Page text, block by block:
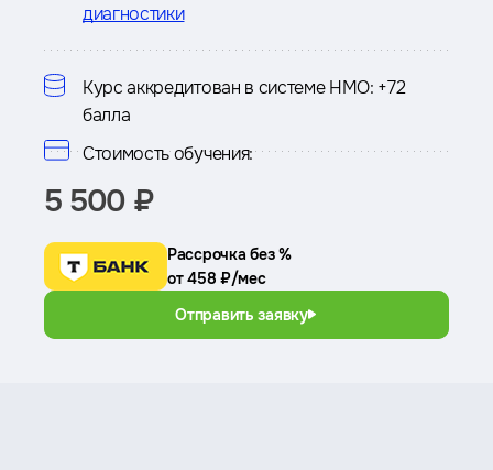
диагностики
Курс аккредитован в системе НМО: +72
балла
Стоимость обучения:
5 500 ₽
Рассрочка без %
от 458 ₽/мес
Отправить заявку